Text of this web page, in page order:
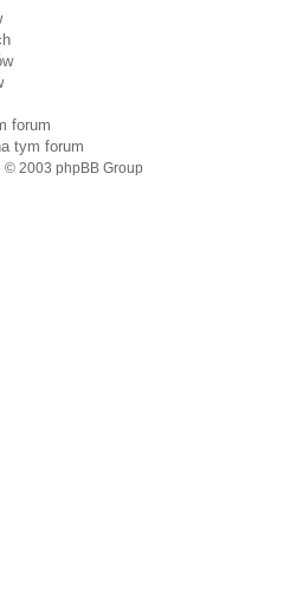
forum
tym forum
© 2003 phpBB Group